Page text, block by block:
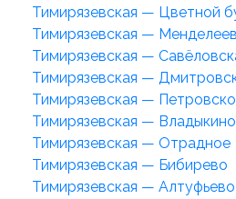
Тимирязевская — Цветной
Тимирязевская —
Тимирязевская —
Тимирязевская —
Тимирязевская —
Тимирязевская — Владыкино
Тимирязевская — Отрадное
Тимирязевская — Бибирево
Тимирязевская — Алтуфьево